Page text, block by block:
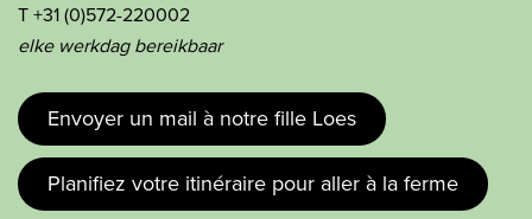
T +31 (0)572-220002
elke werkdag bereikbaar
Envoyer un mail à notre fille Loes
Planifiez votre itinéraire pour aller à la ferme